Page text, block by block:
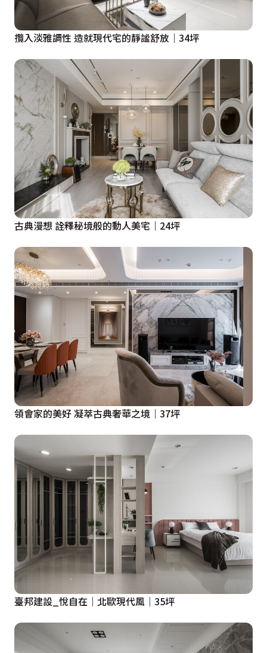
攬入淡雅調性 造就現代宅的靜謐舒放｜34坪
古典漫想 詮釋秘境般的動人美宅｜24坪
領會家的美好 凝萃古典奢華之境｜37坪
臺邦建設_悅自在｜北歐現代風｜35坪